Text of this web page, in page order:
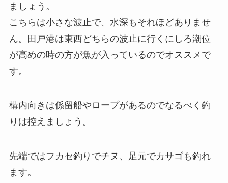
ましょう。
こちらは小さな波止で、水深もそれほどありませ
ん。田戸港は東西どちらの波止に行くにしろ潮位
が高めの時の方が魚が入っているのでオススメで
す。
構内向きは係留船やロープがあるのでなるべく釣
りは控えましょう。
先端ではフカセ釣りでチヌ、足元でカサゴも釣れ
ます。